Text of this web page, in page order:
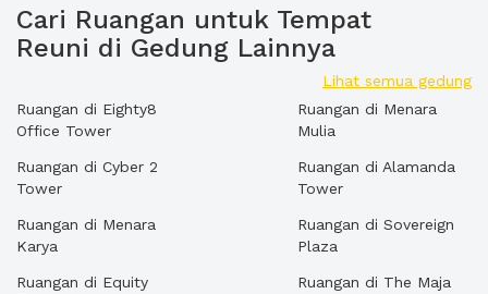
Cari Ruangan untuk Tempat
Reuni di Gedung Lainnya
Lihat semua gedung
Ruangan di Eighty8
Office Tower
Ruangan di Cyber 2
Tower
Ruangan di Menara
Karya
Ruangan di Equity
Ruangan di Menara
Mulia
Ruangan di Alamanda
Tower
Ruangan di Sovereign
Plaza
Ruangan di The Maja